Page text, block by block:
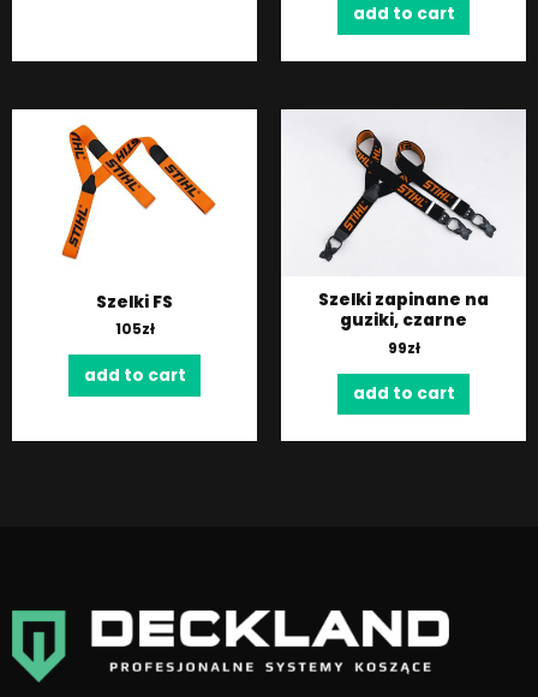
add to cart
Szelki FS
105zł
add to cart
Szelki zapinane na
guziki, czarne
99zł
add to cart